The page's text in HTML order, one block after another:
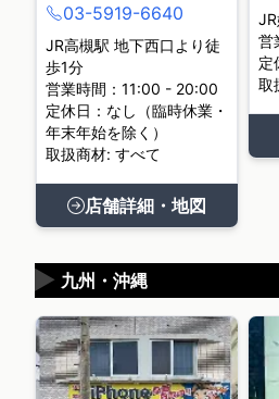
03-5919-6640
JR高槻駅 地下西口より徒
歩1分
営業時間：11:00 - 20:00
定休日：なし（臨時休業・
年末年始を除く）
取扱商材: すべて
店舗詳細・地図
営
定
取
九州・沖縄
▶